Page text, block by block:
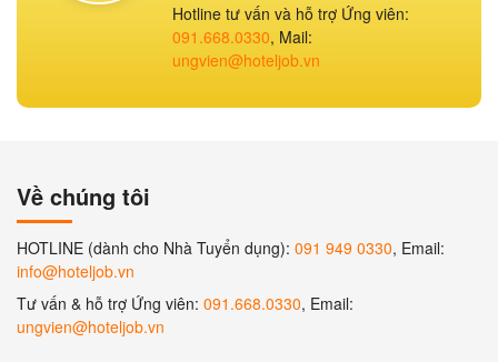
Hotline tư vấn và hỗ trợ Ứng viên:
091.668.0330, Mail:
ungvien@hoteljob.vn
Về chúng tôi
HOTLINE (dành cho Nhà Tuyển dụng): 091 949 0330, Email:
info@hoteljob.vn
Tư vấn & hỗ trợ Ứng viên: 091.668.0330, Email:
ungvien@hoteljob.vn